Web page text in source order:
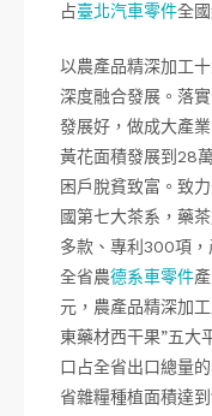
占臺北汽車零件全
以農產品精深加工
深度融合發展。落
發展好，做成大產
黃花面積發展到28
困戶脫貧致富。致
國第七大茶系，藥
多款、專利300項，
全省農德系車零件
元，農產品精深加
東藥材西干果”五大
口占全省出口總量
省雜糧種植面積達